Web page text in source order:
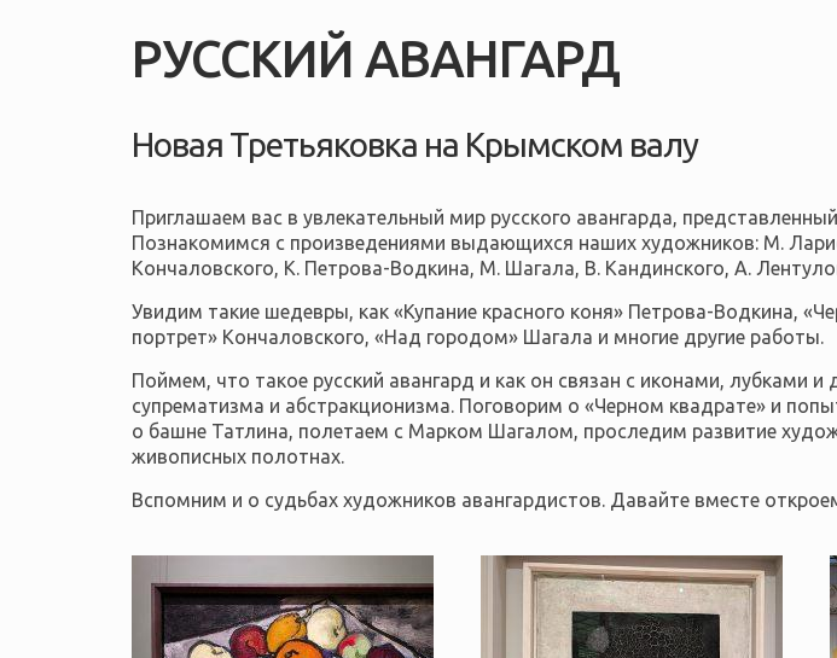
РУССКИЙ АВАНГАРД
Новая Третьяковка на Крымском валу
Приглашаем вас в увлекательный мир русского авангарда,
Познакомимся с произведениями выдающихся наших художников: М.
Кончаловского, К. Петрова-Водкина, М. Шагала, В. Кандинского, А.
Увидим такие шедевры, как «Купание красного коня» Петрова-Водкина,
портрет» Кончаловского, «Над городом» Шагала и многие другие работы.
Поймем, что такое русский авангард и как он связан с иконами, лубками
супрематизма и абстракционизма. Поговорим о «Черном квадрате» и
о башне Татлина, полетаем с Марком Шагалом, проследим развитие
живописных полотнах.
Вспомним и о судьбах художников авангардистов. Давайте вместе